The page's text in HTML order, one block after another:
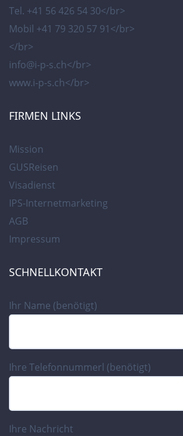
Tel. +41 56 426 54 30</br>
Mobil +41 79 320 57 91</br>
</br>
info@i-p-s.ch</br>
www.i-p-s.ch</br>
FIRMEN LINKS
Mission
GUSReisen
Visadienst
IPS-Internetmarketing
AGB
Impressum
SCHNELLKONTAKT
Ihr Name (benötigt)
Ihre Telefonnummerl (benötigt)
Ihre Nachricht